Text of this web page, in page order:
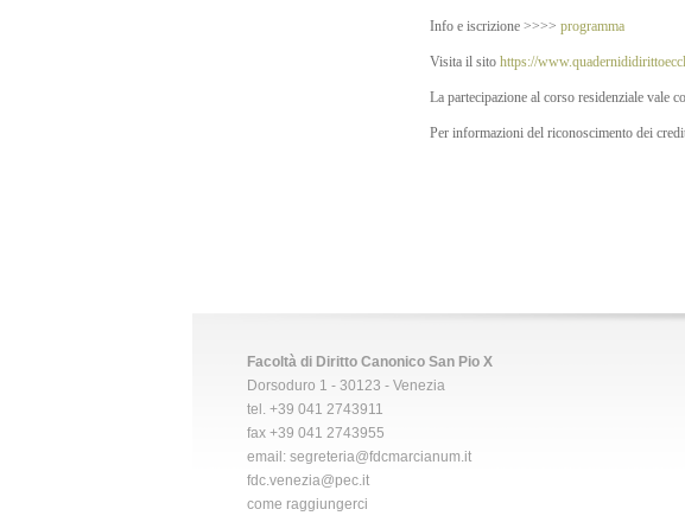
Info e iscrizione >>>> programma
Visita il sito https://
La partecipazione al corso residenziale vale
Per informazioni del riconoscimento dei
Facoltà di Diritto Canonico San Pio X
Dorsoduro 1 - 30123 - Venezia
tel. +39 041 2743911
fax +39 041 2743955
email: segreteria@fdcmarcianum.it
fdc.venezia@pec.it
come raggiungerci